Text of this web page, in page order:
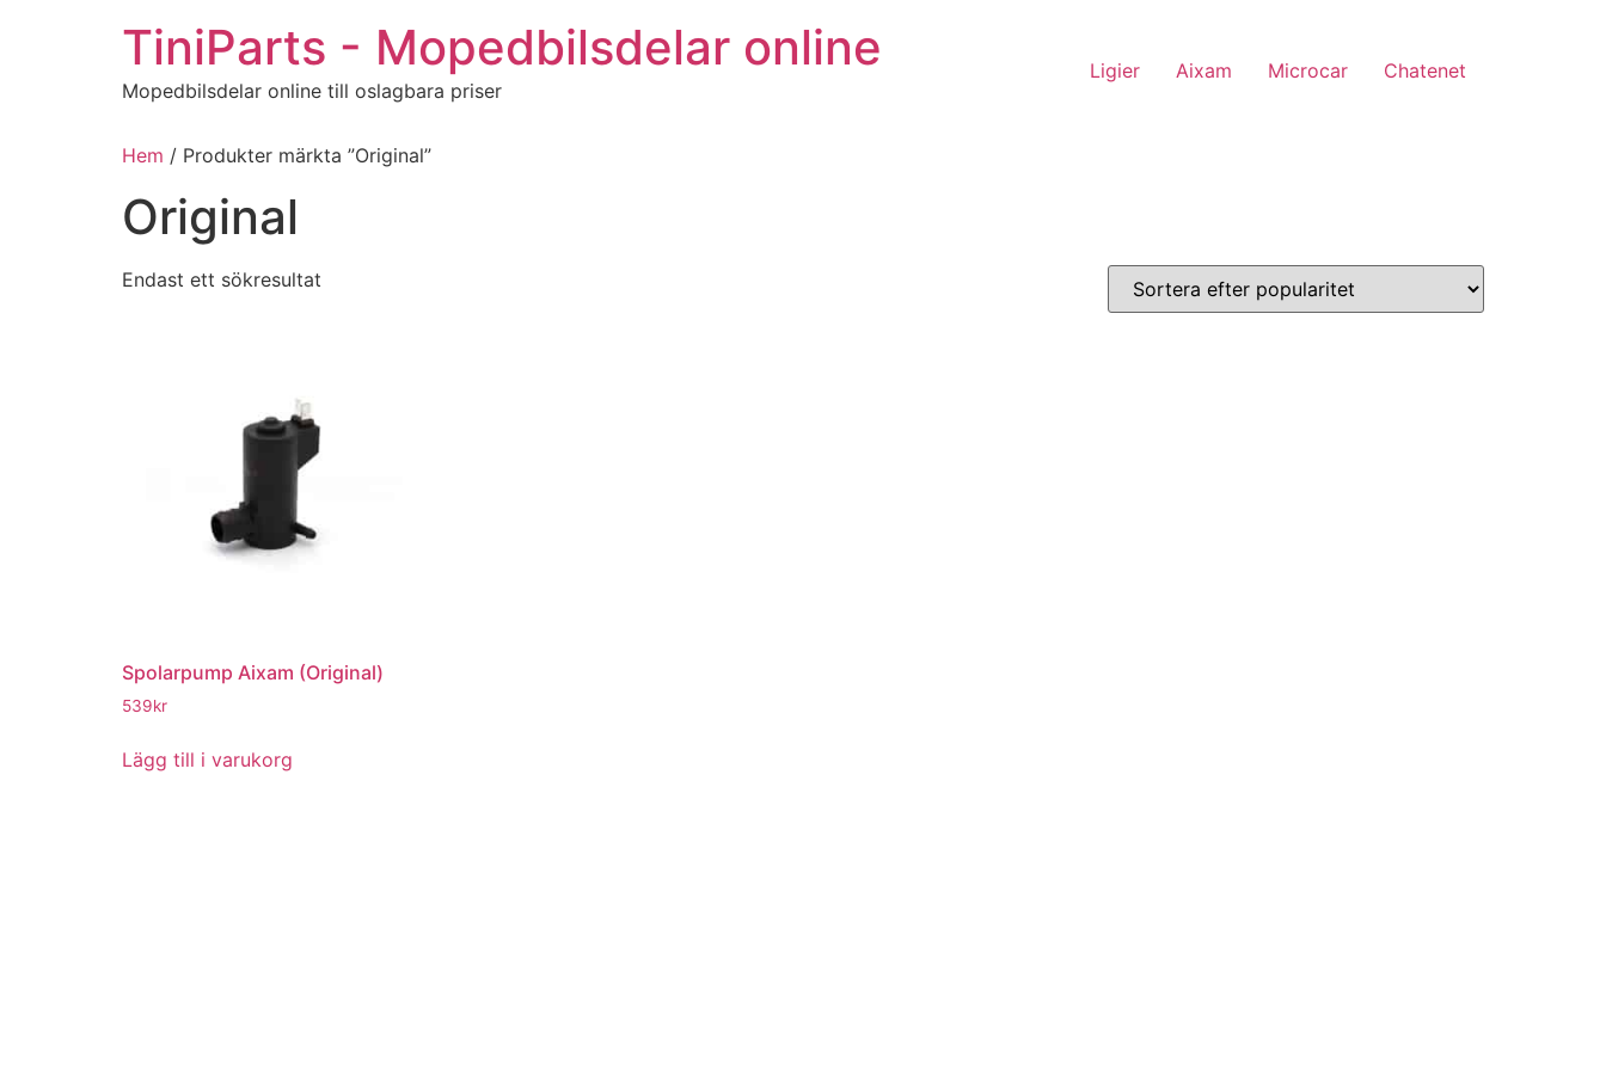
TiniParts - Mopedbilsdelar online
Mopedbilsdelar online till oslagbara priser
Ligier Aixam Microcar Chatenet
Hem / Produkter märkta ”Original”
Original
Endast ett sökresultat
Spolarpump Aixam (Original)
539kr
Lägg till i varukorg